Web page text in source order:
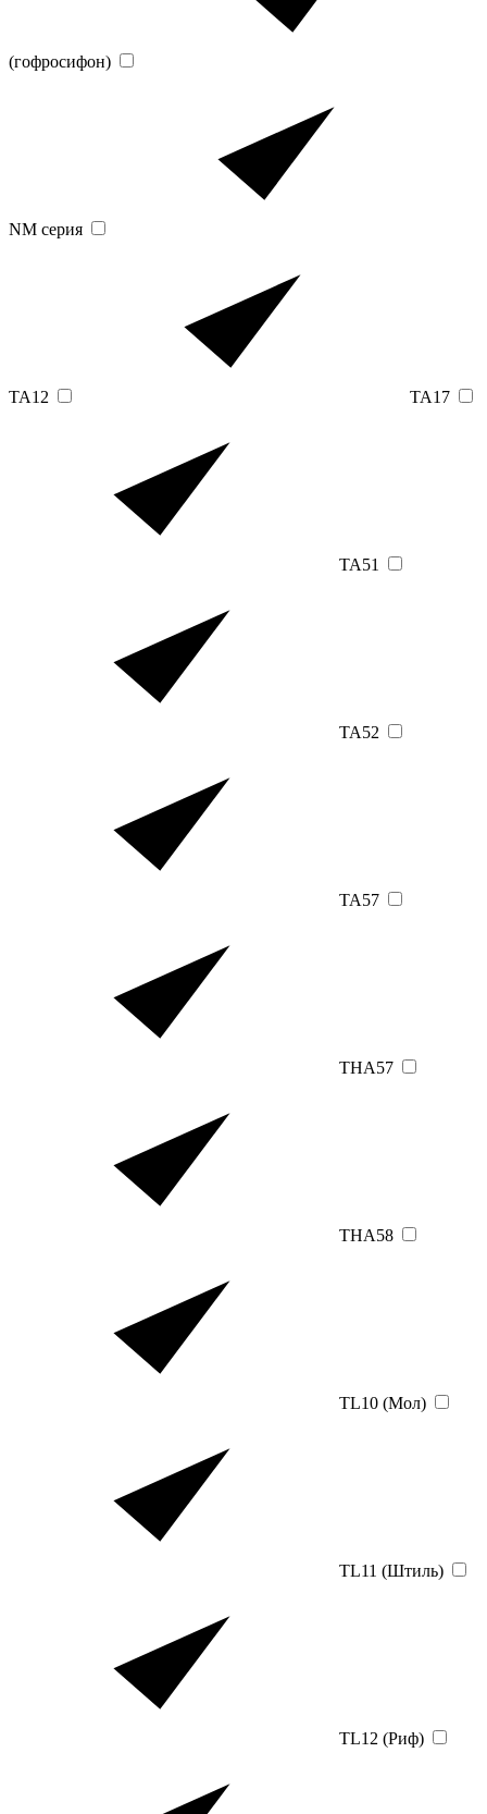
(гофросифон)
NM серия
TA12 TA17
TA51
TA52
TA57
THA57
THA58
TL10 (Мол)
TL11 (Штиль)
TL12 (Риф)